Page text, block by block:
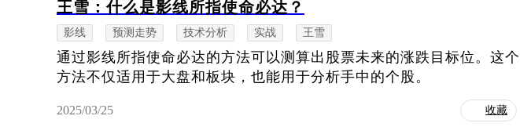
王雪：什么是影线所指使命必达？
影线 预测走势 技术分析 实战 王雪
通过影线所指使命必达的方法可以测算出股票未来的涨跌目标位。这个
方法不仅适用于大盘和板块，也能用于分析手中的个股。
2025/03/25 收藏